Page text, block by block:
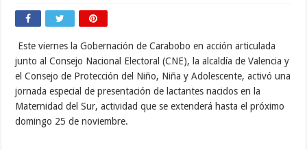
Este viernes la Gobernación de Carabobo en acción articulada
junto al Consejo Nacional Electoral (CNE), la alcaldía de Valencia y
el Consejo de Protección del Niño, Niña y Adolescente, activó una
jornada especial de presentación de lactantes nacidos en la
Maternidad del Sur, actividad que se extenderá hasta el próximo
domingo 25 de noviembre.